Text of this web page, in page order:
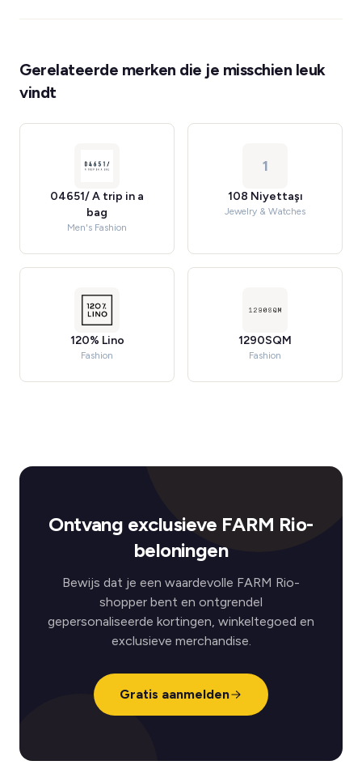
Gerelateerde merken die je misschien leuk
vindt
04651/ A trip in a
bag
Men's Fashion
1
108 Niyettaşı
Jewelry & Watches
120% Lino
Fashion
1290SQM
Fashion
Ontvang exclusieve FARM Rio-
beloningen
Bewijs dat je een waardevolle FARM Rio-
shopper bent en ontgrendel
gepersonaliseerde kortingen, winkeltegoed en
exclusieve merchandise.
Gratis aanmelden